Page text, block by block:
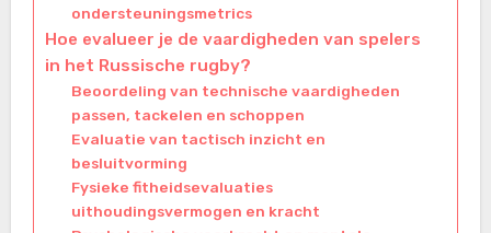
ondersteuningsmetrics
Hoe evalueer je de vaardigheden van spelers
in het Russische rugby?
Beoordeling van technische vaardigheden
passen, tackelen en schoppen
Evaluatie van tactisch inzicht en
besluitvorming
Fysieke fitheidsevaluaties
uithoudingsvermogen en kracht